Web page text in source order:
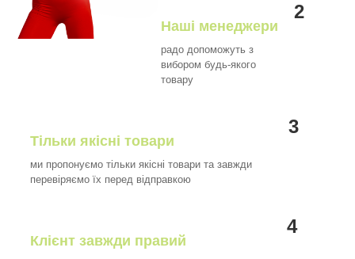
2
Наші менеджери
радо допоможуть з
вибором будь-якого
товару
3
Тільки якісні товари
ми пропонуємо тільки якісні товари та завжди
перевіряємо їх перед відправкою
4
Клієнт завжди правий